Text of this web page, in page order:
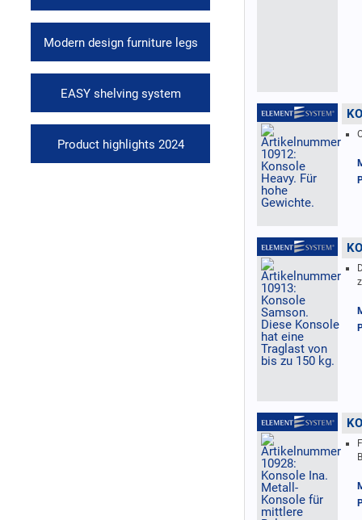
Modern design furniture legs
EASY shelving system
Product highlights 2024